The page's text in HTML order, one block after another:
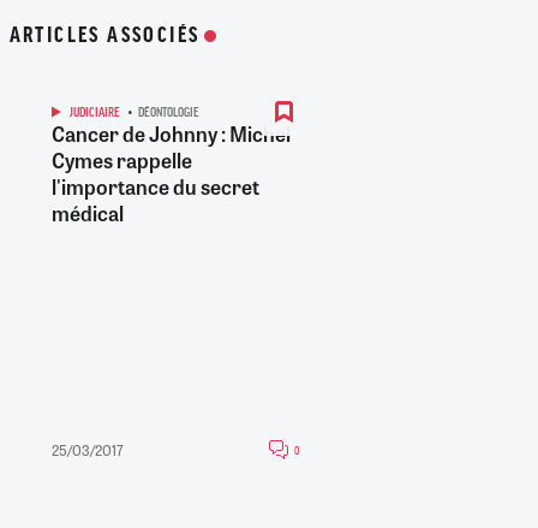
ARTICLES ASSOCIÉS
JUDICIAIRE DÉONTOLOGIE
Cancer de Johnny : Michel
Cymes rappelle
l'importance du secret
médical
25/03/2017 0